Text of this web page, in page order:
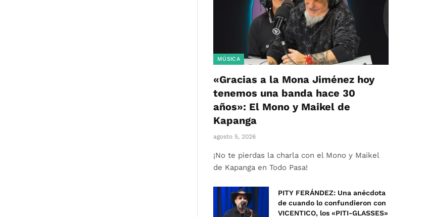
MÚSICA
«Gracias a la Mona Jiménez hoy
tenemos una banda hace 30
años»: El Mono y Maikel de
Kapanga
agosto 5, 2026
¡No te pierdas la charla con el Mono y Maikel
de Kapanga en Todo Pasa!
PITY FERÁNDEZ: Una anécdota
de cuando lo confundieron con
VICENTICO, los «PITI-GLASSES»